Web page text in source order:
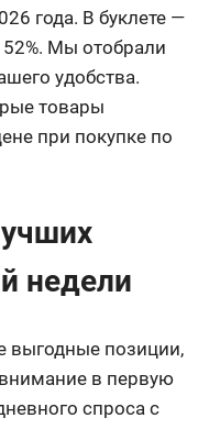
года. В буклете —
Мы отобрали
удобства.
товары
при покупке по
недели
выгодные позиции,
в первую
спроса с